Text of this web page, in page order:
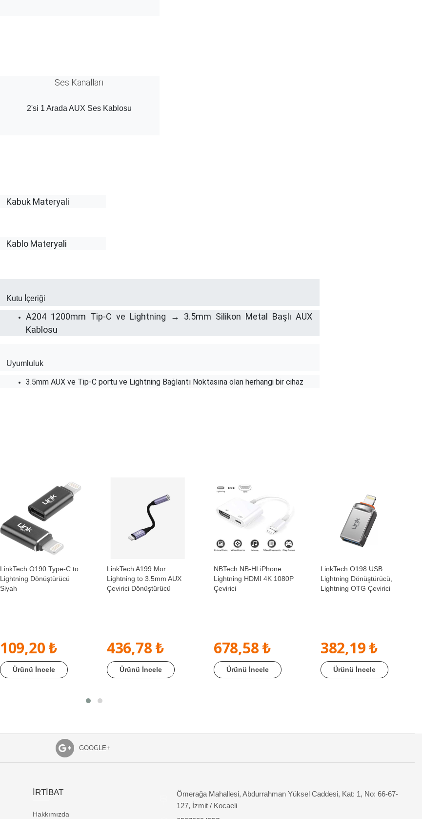
Ses Kanalları
2'si 1 Arada AUX Ses Kablosu
Kabuk Materyali
​Kablo Materyali
Kutu İçeriği
A204 1200mm Tip-C ve Lightning → 3.5mm Silikon Metal Başlı AUX
Kablosu
Uyumluluk
3.5mm AUX ve Tip-C portu ve Lightning Bağlantı Noktasına olan herhangi bir cihaz​
LinkTech O190 Type-C to
Lightning Dönüştürücü
Siyah
109,20 ₺
Ürünü İncele
LinkTech A199 Mor
Lightning to 3.5mm AUX
Çevirici Dönüştürücü
436,78 ₺
Ürünü İncele
NBTech NB-HI iPhone
Lightning HDMI 4K 1080P
Çevirici
678,58 ₺
Ürünü İncele
LinkTech O198 USB
Lightning Dönüştürücü,
Lightning OTG Çevirici
382,19 ₺
Ürünü İncele
GOOGLE+
İRTİBAT
Hakkımızda
Ömerağa Mahallesi, Abdurrahman Yüksel Caddesi, Kat: 1, No: 66-67-
127, İzmit / Kocaeli